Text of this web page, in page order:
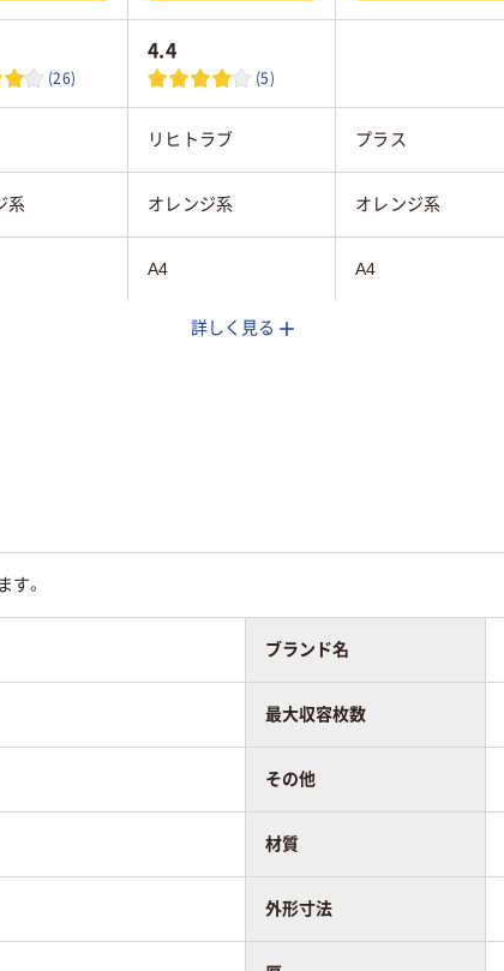
(26)
4.4
(5)
リヒトラブ プラス
系 オレンジ系 オレンジ系
A4 A4
詳しく見る
。
ブランド名
最大収容枚数
その他
材質
外形寸法